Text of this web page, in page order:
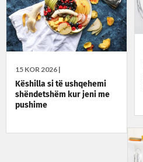
15 KOR 2026 |
Këshilla si të ushqehemi
shëndetshëm kur jeni me
pushime